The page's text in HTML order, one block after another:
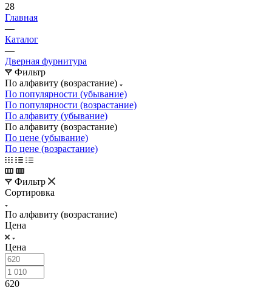
28
Главная
—
Каталог
—
Дверная фурнитура
Фильтр
По алфавиту (возрастание)
По популярности (убывание)
По популярности (возрастание)
По алфавиту (убывание)
По алфавиту (возрастание)
По цене (убывание)
По цене (возрастание)
Фильтр
Сортировка
По алфавиту (возрастание)
Цена
Цена
620